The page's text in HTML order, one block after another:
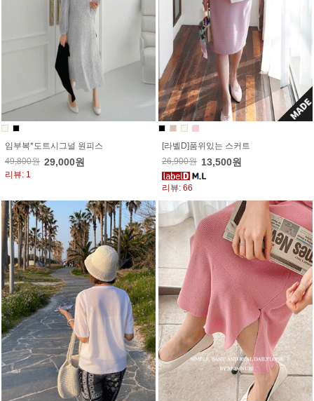
임부복*도트시그널 원피스
49,800원 29,000원
리뷰: 1
[라벨D]품위있는 스커트
26,900원 13,500원
리뷰: 66